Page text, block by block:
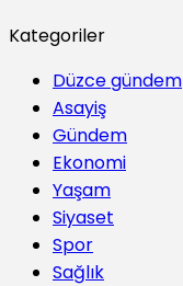
Kategoriler
Düzce gündem
Asayiş
Gündem
Ekonomi
Yaşam
Siyaset
Spor
Sağlık